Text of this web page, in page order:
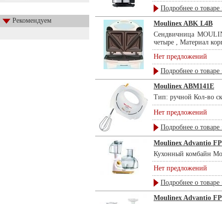
Рекомендуем
Подробнее о товаре
Moulinex ABK L4B
Сендвичница
четыре , Материал
Нет предложений
Подробнее о товаре
Moulinex ABM141E
Тип: ручной Кол-во
Нет предложений
Подробнее о товаре
Moulinex Advantio
Кухонный комбайн
Нет предложений
Подробнее о товаре
Moulinex Advantio